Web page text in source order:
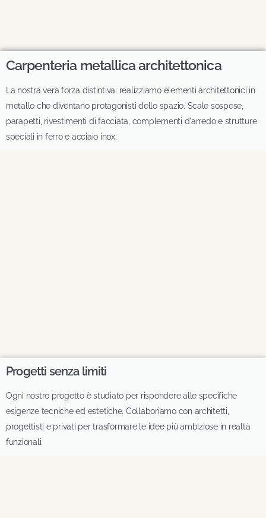
Carpenteria metallica architettonica
La nostra vera forza distintiva: realizziamo elementi architettonici in
metallo che diventano protagonisti dello spazio. Scale sospese,
parapetti, rivestimenti di facciata, complementi d'arredo e strutture
speciali in ferro e acciaio inox.
Progetti senza limiti
Ogni nostro progetto è studiato per rispondere alle specifiche
esigenze tecniche ed estetiche. Collaboriamo con architetti,
progettisti e privati per trasformare le idee più ambiziose in realtà
funzionali.